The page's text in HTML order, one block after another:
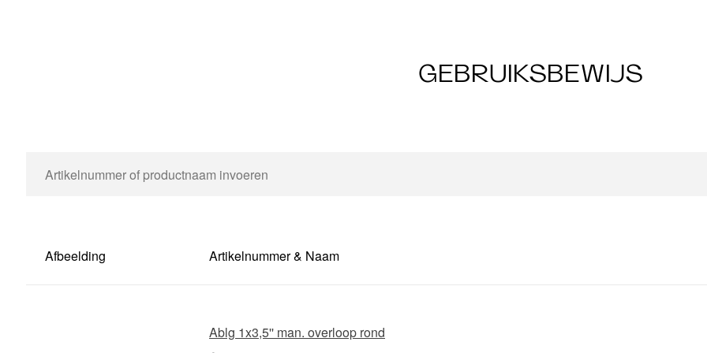
GEBRUIKSBEWIJS
Afbeelding Artikelnummer & Naam
Ablg 1x3,5'' man. overloop rond